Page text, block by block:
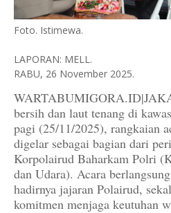
Foto. Istimewa.
LAPORAN: MELL.
RABU, 26 November 2025.
bersih dan laut tenang di
pagi (25/11/2025), rangkaian
digelar sebagai bagian dari
Korpolairud Baharkam Polri
dan Udara). Acara
hadirnya jajaran Polairud,
komitmen menjaga keutuhan